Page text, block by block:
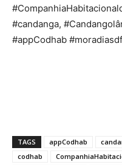
#candanga,
#appCodhab
TAGS appCodhab
codhab